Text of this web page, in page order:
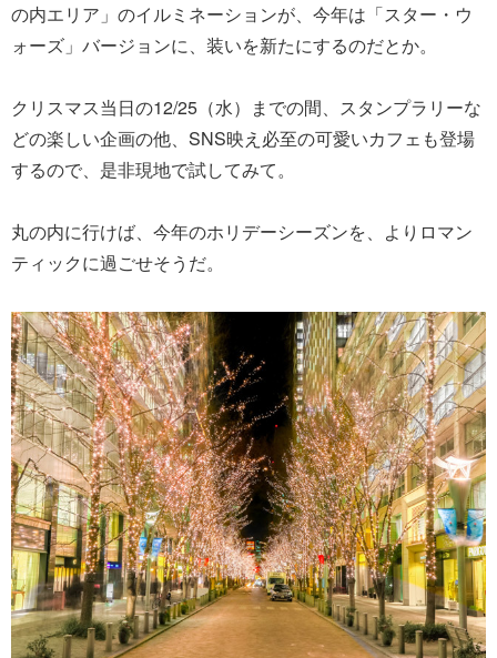
の内エリア」のイルミネーションが、今年は「スター・ウ
ォーズ」バージョンに、装いを新たにするのだとか。
クリスマス当日の12/25（水）までの間、スタンプラリーな
どの楽しい企画の他、SNS映え必至の可愛いカフェも登場
するので、是非現地で試してみて。
丸の内に行けば、今年のホリデーシーズンを、よりロマン
ティックに過ごせそうだ。